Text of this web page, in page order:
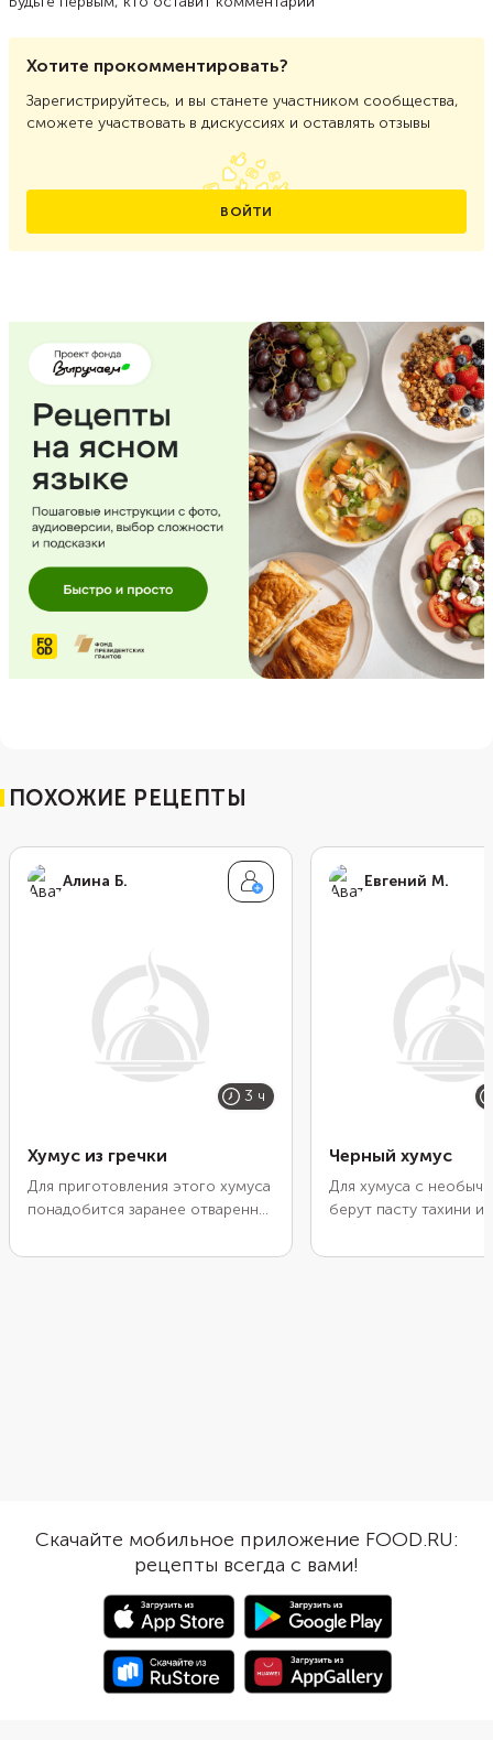
Хотите прокомментировать?
Зарегистрируйтесь, и вы станете участником сообщества,
сможете участвовать в дискуссиях и оставлять отзывы
ВОЙТИ
ПОХОЖИЕ РЕЦЕПТЫ
Алина Б.
3 ч
Хумус из гречки
Для приготовления этого хумуса
понадобится заранее отваренная
копченая паприка и обязательно
Евгений М.
Черный хумус
Для хумуса с
берут пасту тахини
только еще не
палочками.
Скачайте мобильное приложение FOOD.RU:
рецепты всегда с вами!